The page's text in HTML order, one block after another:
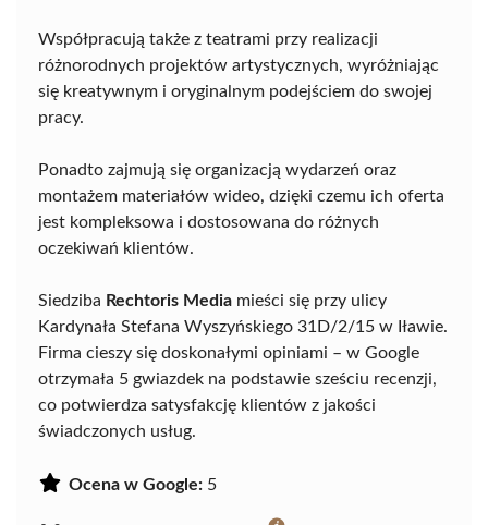
Współpracują także z teatrami przy realizacji
różnorodnych projektów artystycznych, wyróżniając
się kreatywnym i oryginalnym podejściem do swojej
pracy.
Ponadto zajmują się organizacją wydarzeń oraz
montażem materiałów wideo, dzięki czemu ich oferta
jest kompleksowa i dostosowana do różnych
oczekiwań klientów.
Siedziba Rechtoris Media mieści się przy ulicy
Kardynała Stefana Wyszyńskiego 31D/2/15 w Iławie.
Firma cieszy się doskonałymi opiniami – w Google
otrzymała 5 gwiazdek na podstawie sześciu recenzji,
co potwierdza satysfakcję klientów z jakości
świadczonych usług.
Ocena w Google: 5